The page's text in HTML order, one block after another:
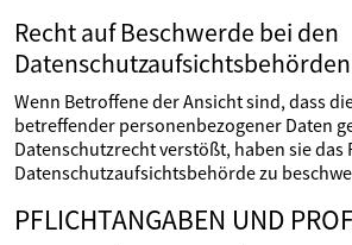
Recht auf Beschwerde bei den
Datenschutzaufsichtsbehörden
Wenn Betroffene der Ansicht sind, dass
betreffender personenbezogener Daten
Datenschutzrecht verstößt, haben sie das
Datenschutzaufsichtsbehörde zu
PFLICHTANGABEN UND